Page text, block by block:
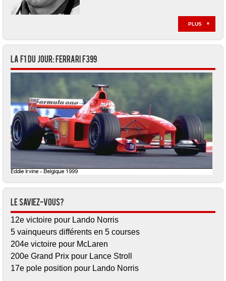
PLUS
La F1 du jour: Ferrari F399
Le saviez-vous?
12e victoire pour Lando Norris
5 vainqueurs différents en 5 courses
204e victoire pour McLaren
200e Grand Prix pour Lance Stroll
17e pole position pour Lando Norris